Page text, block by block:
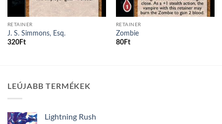
RETAINER
J. S. Simmons, Esq.
320Ft
RETAINER
Zombie
80Ft
LEÚJABB TERMÉKEK
Lightning Rush